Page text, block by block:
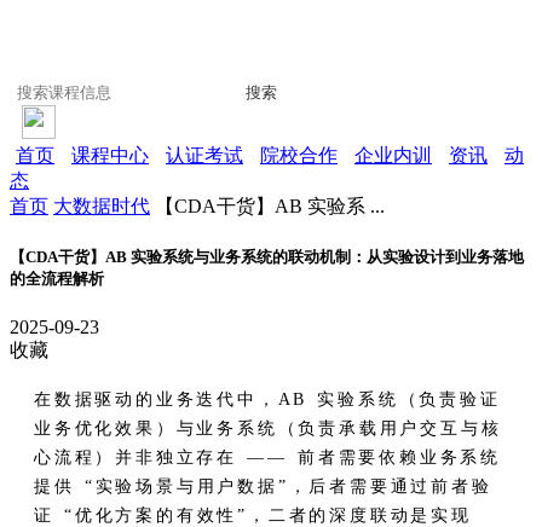
搜索
首页 课程中心 认证考试 院校合作 企业内训 资讯
动
态
首页 大数据时代 【CDA干货】AB 实验系 ...
【CDA干货】AB 实验系统与业务系统的联动机制：从实验设计到业务落地
的全流程解析
2025-09-23
收藏
在数据驱动的业务迭代中，AB 实验系统（负责验证
业务优化效果）与业务系统（负责承载用户交互与核
心流程）并非独立存在 —— 前者需要依赖业务系统
提供 “实验场景与用户数据”，后者需要通过前者验
证 “优化方案的有效性”，二者的深度联动是实现